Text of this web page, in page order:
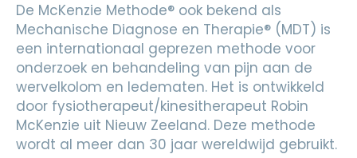
De McKenzie Methode® ook bekend als
Mechanische Diagnose en Therapie® (MDT) is
een internationaal geprezen methode voor
onderzoek en behandeling van pijn aan de
wervelkolom en ledematen. Het is ontwikkeld
door fysiotherapeut/kinesitherapeut Robin
McKenzie uit Nieuw Zeeland. Deze methode
wordt al meer dan 30 jaar wereldwijd gebruikt.